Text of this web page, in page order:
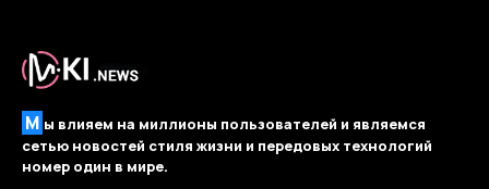
М ы влияем на миллионы пользователей и являемся
сетью новостей стиля жизни и передовых технологий
номер один в мире.